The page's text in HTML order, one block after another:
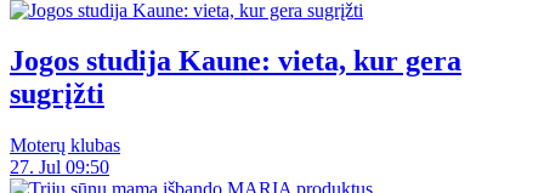
Jogos studija Kaune: vieta, kur gera
sugrįžti
Moterų klubas
27. Jul 09:50